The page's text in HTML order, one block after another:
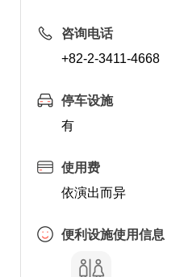
咨询电话
+82-2-3411-4668
停车设施
有
使用费
依演出而异
便利设施使用信息